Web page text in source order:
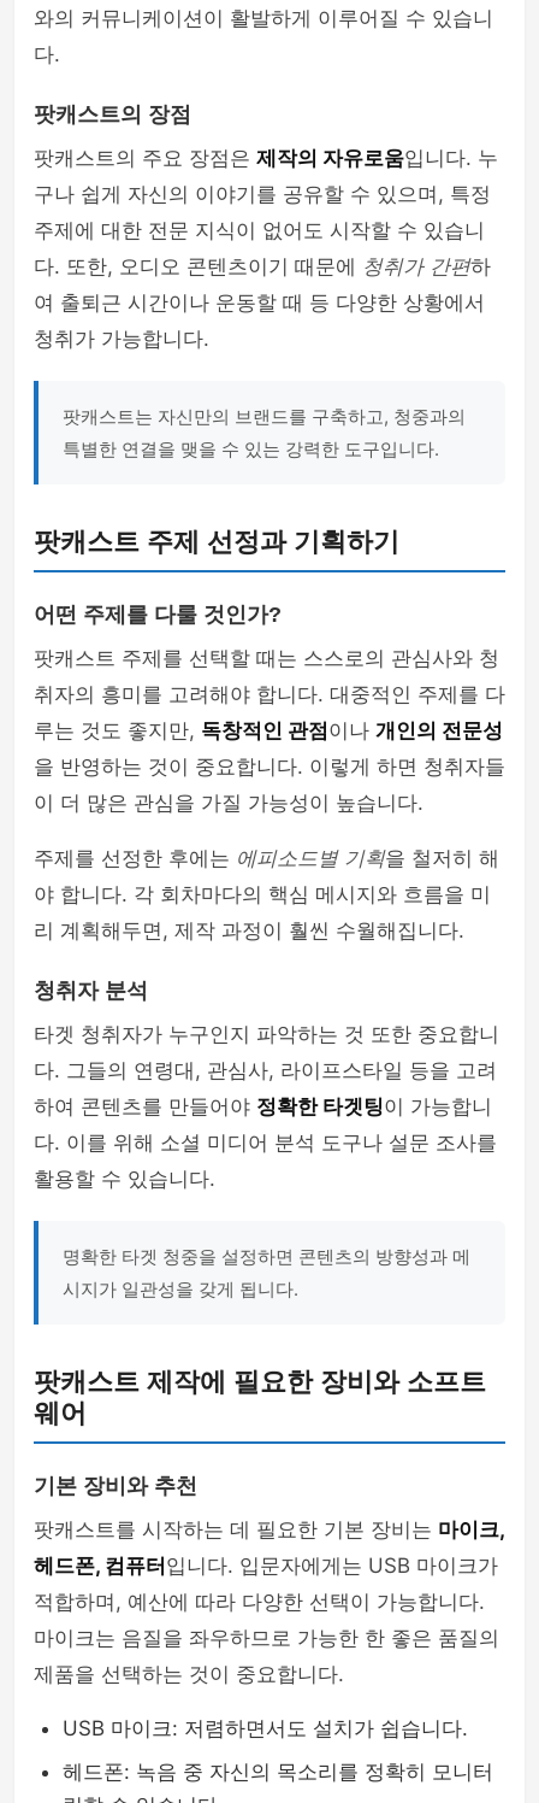
와의 커뮤니케이션이 활발하게 이루어질 수 있습니
다.
팟캐스트의 장점
팟캐스트의 주요 장점은 제작의 자유로움입니다. 누
구나 쉽게 자신의 이야기를 공유할 수 있으며, 특정
주제에 대한 전문 지식이 없어도 시작할 수 있습니
다. 또한, 오디오 콘텐츠이기 때문에 청취가 간편하
여 출퇴근 시간이나 운동할 때 등 다양한 상황에서
청취가 가능합니다.
팟캐스트는 자신만의 브랜드를 구축하고, 청중과의
특별한 연결을 맺을 수 있는 강력한 도구입니다.
팟캐스트 주제 선정과 기획하기
어떤 주제를 다룰 것인가?
팟캐스트 주제를 선택할 때는 스스로의 관심사와 청
취자의 흥미를 고려해야 합니다. 대중적인 주제를 다
루는 것도 좋지만, 독창적인 관점이나 개인의 전문성
을 반영하는 것이 중요합니다. 이렇게 하면 청취자들
이 더 많은 관심을 가질 가능성이 높습니다.
주제를 선정한 후에는 에피소드별 기획을 철저히 해
야 합니다. 각 회차마다의 핵심 메시지와 흐름을 미
리 계획해두면, 제작 과정이 훨씬 수월해집니다.
청취자 분석
타겟 청취자가 누구인지 파악하는 것 또한 중요합니
다. 그들의 연령대, 관심사, 라이프스타일 등을 고려
하여 콘텐츠를 만들어야 정확한 타겟팅이 가능합니
다. 이를 위해 소셜 미디어 분석 도구나 설문 조사를
활용할 수 있습니다.
명확한 타겟 청중을 설정하면 콘텐츠의 방향성과 메
시지가 일관성을 갖게 됩니다.
팟캐스트 제작에 필요한 장비와 소프트
웨어
기본 장비와 추천
팟캐스트를 시작하는 데 필요한 기본 장비는 마이크,
헤드폰, 컴퓨터 입니다. 입문자에게는 USB 마이크가
적합하며, 예산에 따라 다양한 선택이 가능합니다.
마이크는 음질을 좌우하므로 가능한 한 좋은 품질의
제품을 선택하는 것이 중요합니다.
USB 마이크: 저렴하면서도 설치가 쉽습니다.
헤드폰: 녹음 중 자신의 목소리를 정확히 모니터